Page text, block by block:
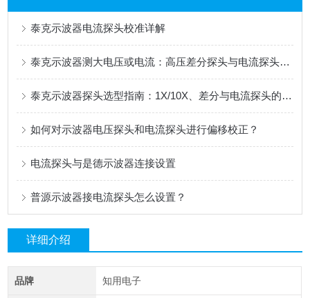
泰克示波器电流探头校准详解
泰克示波器测大电压或电流：高压差分探头与电流探头选配指南
泰克示波器探头选型指南：1X/10X、差分与电流探头的应用解析
如何对示波器电压探头和电流探头进行偏移校正？
电流探头与是德示波器连接设置
普源示波器接电流探头怎么设置？
详细介绍
品牌 知用电子